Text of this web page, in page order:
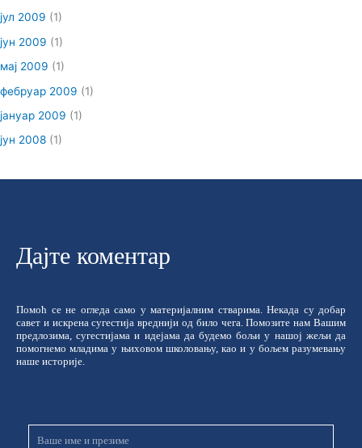
јул 2009 (1)
јун 2009 (1)
мај 2009 (1)
фебруар 2009 (1)
јануар 2009 (1)
јун 2008 (1)
Дајте коментар
Помоћ се не огледа само у материјалним стварима. Некада су добар
савет и искрена сугестија вреднији од било чега. Помозите нам Вашим
предлозима, сугестијама и идејама да будемо бољи у нашој жељи да
помогнемо младима у њиховом школовању, као и у бољем разумевању
наше историје.